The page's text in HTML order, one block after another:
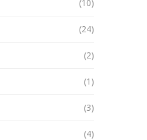
(10)
(24)
(2)
(1)
(3)
(4)